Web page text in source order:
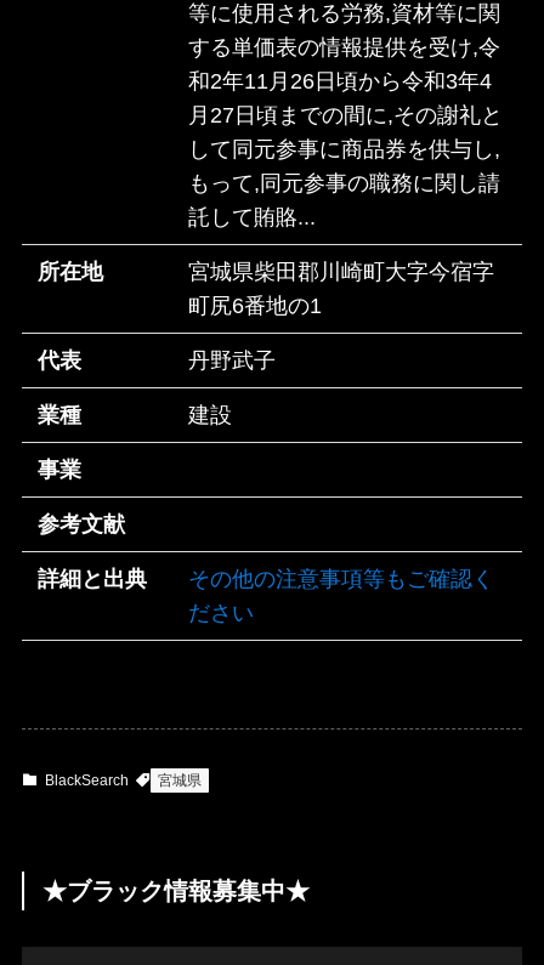
等に使用される労務,資材等に関
する単価表の情報提供を受け,令
和2年11月26日頃から令和3年4
月27日頃までの間に,その謝礼と
して同元参事に商品券を供与し,
もって,同元参事の職務に関し請
託して賄賂...
所在地
宮城県柴田郡川崎町大字今宿字
町尻6番地の1
代表 丹野武子
業種 建設
事業
参考文献
詳細と出典
その他の注意事項等もご確認く
ださい
BlackSearch 宮城県
★ブラック情報募集中★